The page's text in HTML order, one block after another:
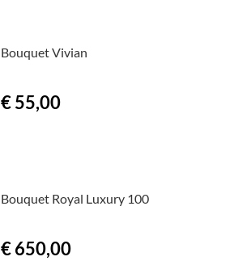
Bouquet Vivian
€ 55,00
Bouquet Royal Luxury 100
€ 650,00